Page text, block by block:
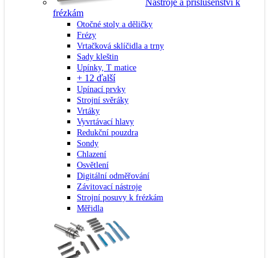
Nástroje a příslušenství k
frézkám
Otočné stoly a děličky
Frézy
Vrtačková sklíčidla a trny
Sady kleštin
Upínky, T matice
+ 12 ďalší
Upínací prvky
Strojní svěráky
Vrtáky
Vyvrtávací hlavy
Redukční pouzdra
Sondy
Chlazení
Osvětlení
Digitální odměřování
Závitovací nástroje
Strojní posuvy k frézkám
Měřidla